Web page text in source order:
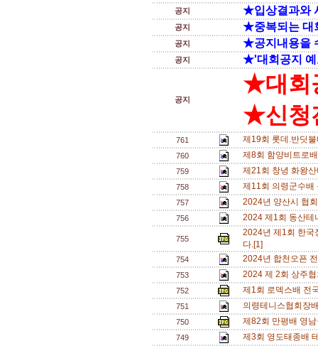
공지 ★입상결과와
공지 ★중복되는 대
공지 ★공지내용을
공지 ★'대회공지 예
공지
★대회
★신청
761 제19회 롯데.반딧
760 제8회 함양비트로
759 제21회 창녕 화왕
758 제11회 의령군수
757 2024년 양산시 협
756 2024 제1회 동산
755
2024년 제1회 한국
다.[1]
754 2024년 합천오픈
753 2024 제 2회 상주
752 제1회 로덱스배 전
751 의령테니스협회장
750 제82회 만평배 영
749 제3회 영도태종배